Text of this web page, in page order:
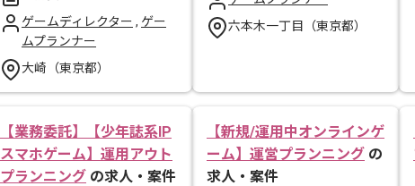
ゲームディレクター , ゲー
ムプランナー
大崎（東京都）
六本木一丁目（東京都）
【業務委託】【少年誌系IP
スマホゲーム】運用アウト
プランニング の求人・案件
【新規/運用中オンラインゲ
ーム】運営プランニング の
求人・案件